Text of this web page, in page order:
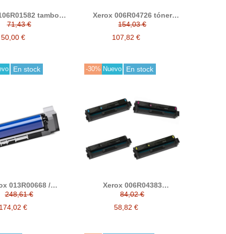
tambor
compatible
71,43 €
50,00 €
Xerox 006R04726 tóner
compatible B410 / B415
154,03 €
107,82 €
En stock
013R00668 /
tambor/drum
(Xerox D110,
D125, D95)
248,61 €
174,02 €
-30% Nuevo En stock
Xerox 006R04383
006R04384 006R04385
006R04386 cartucho de
tóner compatible (Xerox
C230, C235)
84,02 €
58,82 €